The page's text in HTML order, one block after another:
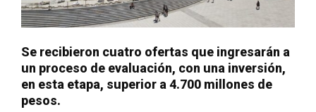
Se recibieron cuatro ofertas que ingresarán a
un proceso de evaluación, con una inversión,
en esta etapa, superior a 4.700 millones de
pesos.